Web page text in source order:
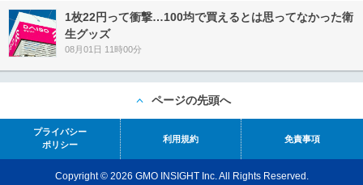
1枚22円って衝撃…100均で買えるとは思ってなかった衛
生グッズ
08月01日 11時00分
ページの先頭へ
プライバシー
ポリシー
利用規約 免責事項
Copyright © 2026 GMO INSIGHT Inc. All Rights Reserved.